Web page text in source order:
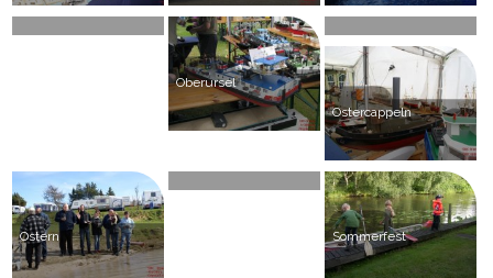
Oberursel
Ostercappeln
Ostern
Sommerfest
TagDerOffenenTuer